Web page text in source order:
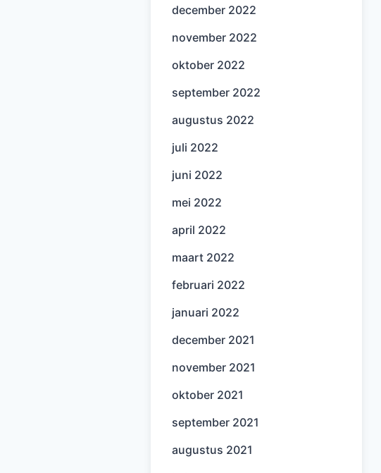
december 2022
november 2022
oktober 2022
september 2022
augustus 2022
juli 2022
juni 2022
mei 2022
april 2022
maart 2022
februari 2022
januari 2022
december 2021
november 2021
oktober 2021
september 2021
augustus 2021